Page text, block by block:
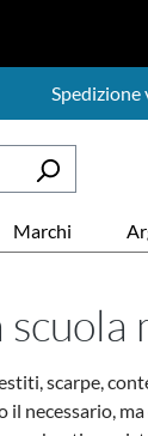
Spedizione
Marchi
scarpe,
necessario, ma